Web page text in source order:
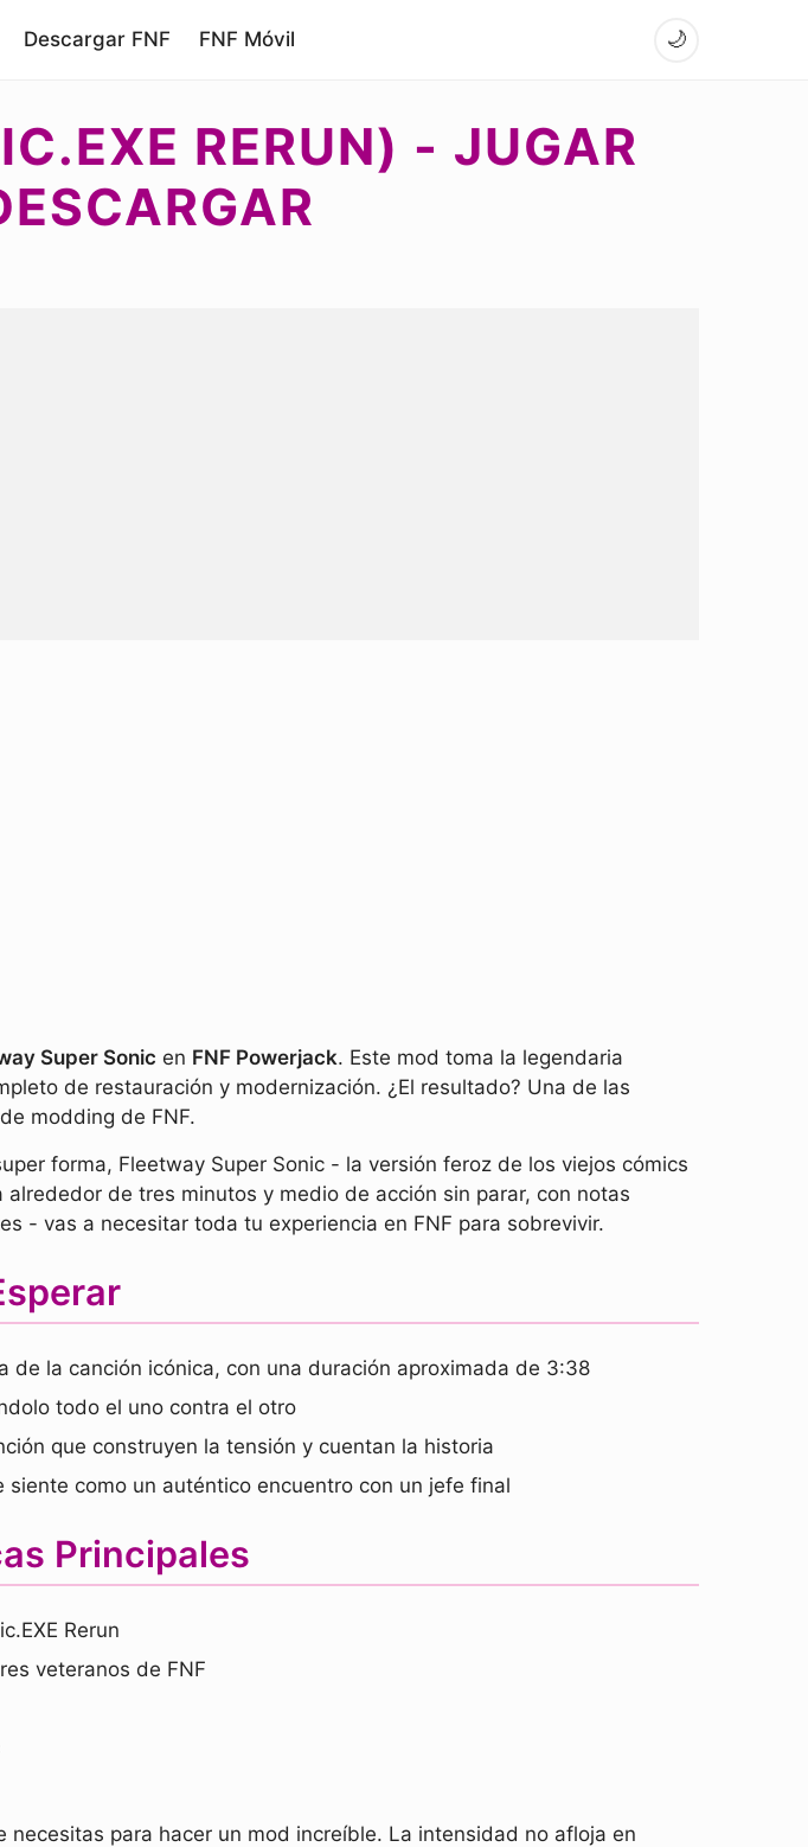
Descargar FNF FNF Móvil 🌙
RERUN) - JUGAR
Super Sonic en FNF Powerjack. Este mod toma la legendaria
de restauración y modernización. ¿El resultado? Una de las
modding de FNF.
forma, Fleetway Super Sonic - la versión feroz de los viejos cómics
de tres minutos y medio de acción sin parar, con notas
- vas a necesitar toda tu experiencia en FNF para sobrevivir.
la canción icónica, con una duración aproximada de 3:38
todo el uno contra el otro
que construyen la tensión y cuentan la historia
como un auténtico encuentro con un jefe final
Principales
Rerun
veteranos de FNF
para hacer un mod increíble. La intensidad no afloja en